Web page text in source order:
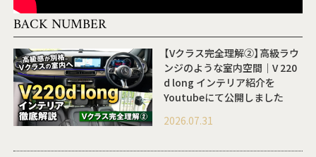
BACK NUMBER
【Vクラス完全理解②】高級ラウ
ンジのような室内空間｜V 220
d long インテリア紹介を
Youtubeにて公開しました
2026.07.31